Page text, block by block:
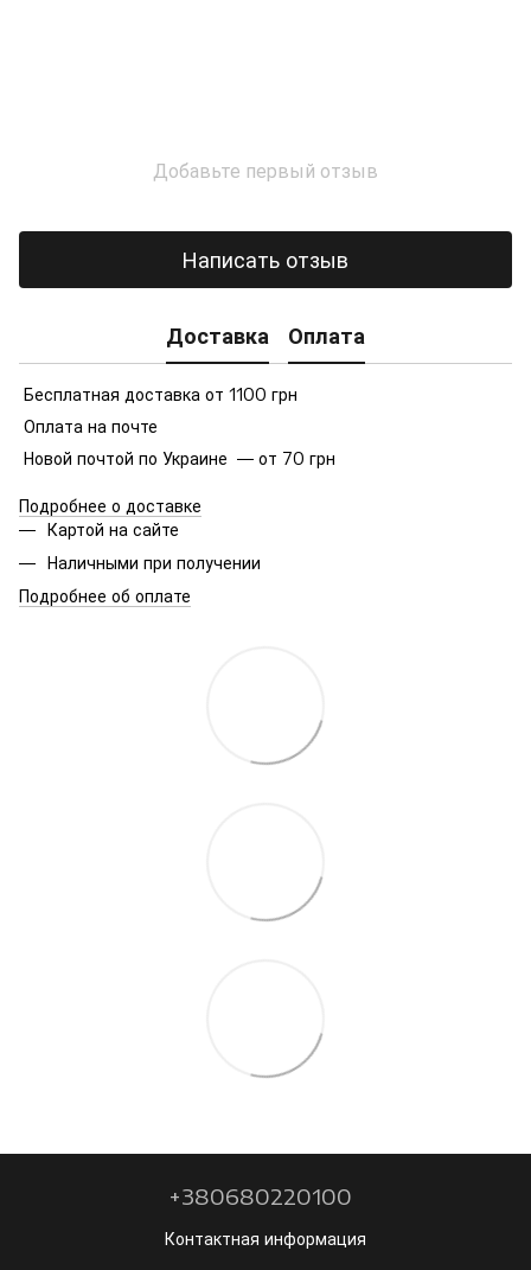
Добавьте первый отзыв
Написать отзыв
Доставка Оплата
Бесплатная доставка от 1100 грн
Оплата на почте
Новой почтой по Украине — от 70 грн
Подробнее о доставке
Картой на сайте
Наличными при получении
Подробнее об оплате
+380680220100
Контактная информация